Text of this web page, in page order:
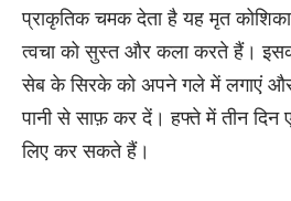
प्राकृतिक चमक देता है यह मृत
त्वचा को सुस्त और कला करते हैं।
सेब के सिरके को अपने गले में लगाएं
पानी से साफ़ कर दें। हफ्ते में तीन दिन
लिए कर सकते हैं।